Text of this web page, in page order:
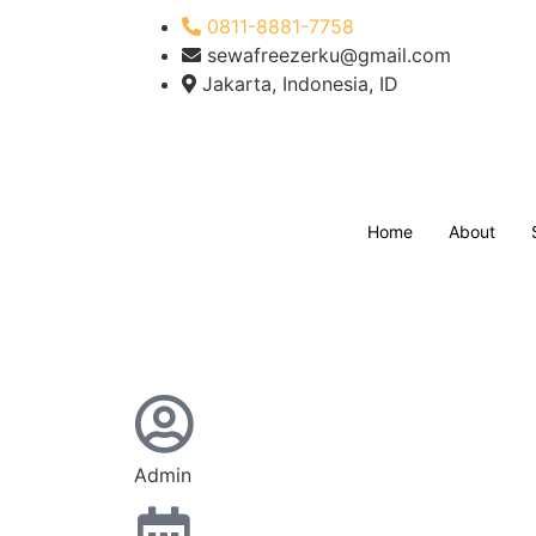
0811-8881-7758
sewafreezerku@gmail.com
Jakarta, Indonesia, ID
Home About
Admin